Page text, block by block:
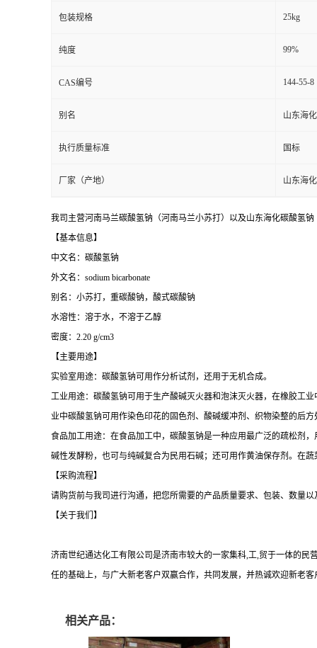
包装规格 25kg
纯度 99%
CAS编号 144-55-8
别名 山东海化
执行质量标准 国标
厂家（产地） 山东海化
我司主营河南马兰碳酸氢钠（河南马兰小苏打）以及山东海化碳酸氢
【基本信息】
中文名：碳酸氢钠
外文名：sodium bicarbonate
别名：小苏打，重碳酸钠，酸式碳酸钠
水溶性：溶于水，不溶于乙醇
密度：2.20 g/cm3
【主要用途】
实验室用途：碳酸氢钠可用作分析试剂，还用于无机合成。
工业用途：碳酸氢钠可用于生产酸碱灭火器和泡沫灭火器，在橡胶工
业中碳酸氢钠可用作染色印花的固色剂、酸碱缓冲剂、织物染整的后
食品加工用途：在食品加工中，碳酸氢钠是一种应用最广泛的疏松剂
碱性发酵粉，也可与纯碱复合为民用石碱；还可用作黄油保存剂。在
【采购流程】
请购货前与我司进行沟通，把您所需要的产品质量要求、包装、数量
【关于我们】
济南世纪通达化工有限公司是济南市较大的一家集科,工,贸于一体的民
任的基础上，与广大新老客户双赢合作，共同发展，并热诚欢迎新老
相关产品：